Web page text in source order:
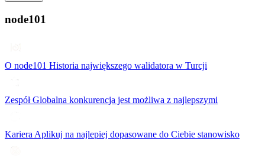
node101
O node101 Historia największego walidatora w Turcji
ZespółGlobalna konkurencja jest możliwa z najlepszymi
Kariera Aplikuj na najlepiej dopasowane do Ciebie stanowisko